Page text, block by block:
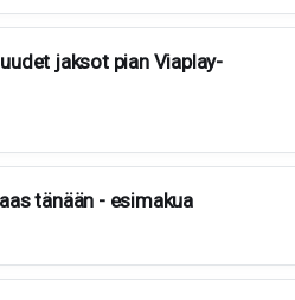
jaksot pian Viaplay-
tänään - esimakua